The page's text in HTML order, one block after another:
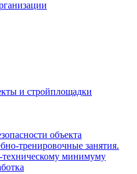
и стройплощадки
объекта
тренировочные занятия.
минимуму